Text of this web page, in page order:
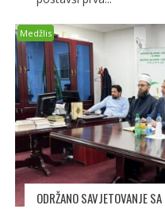
Medžlis
ODRŽANO SAVJETOVANJE